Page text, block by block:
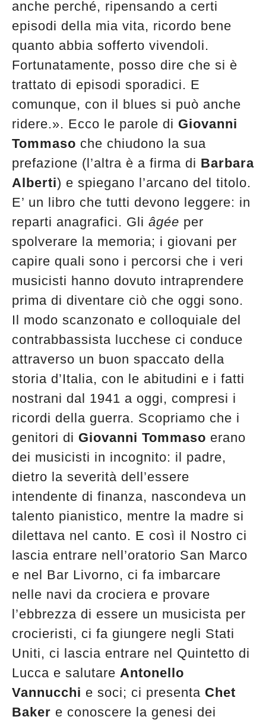
anche perché, ripensando a certi
episodi della mia vita, ricordo bene
quanto abbia sofferto vivendoli.
Fortunatamente, posso dire che si è
trattato di episodi sporadici. E
comunque, con il blues si può anche
ridere.». Ecco le parole di Giovanni
Tommaso che chiudono la sua
prefazione (l’altra è a firma di Barbara
Alberti) e spiegano l’arcano del titolo.
E’ un libro che tutti devono leggere: in
reparti anagrafici. Gli âgée per
spolverare la memoria; i giovani per
capire quali sono i percorsi che i veri
musicisti hanno dovuto intraprendere
prima di diventare ciò che oggi sono.
Il modo scanzonato e colloquiale del
contrabbassista lucchese ci conduce
attraverso un buon spaccato della
storia d’Italia, con le abitudini e i fatti
nostrani dal 1941 a oggi, compresi i
ricordi della guerra. Scopriamo che i
genitori di Giovanni Tommaso erano
dei musicisti in incognito: il padre,
dietro la severità dell’essere
intendente di finanza, nascondeva un
talento pianistico, mentre la madre si
dilettava nel canto. E così il Nostro ci
lascia entrare nell’oratorio San Marco
e nel Bar Livorno, ci fa imbarcare
nelle navi da crociera e provare
l’ebbrezza di essere un musicista per
crocieristi, ci fa giungere negli Stati
Uniti, ci lascia entrare nel Quintetto di
Lucca e salutare Antonello
Vannucchi e soci; ci presenta Chet
Baker e conoscere la genesi dei